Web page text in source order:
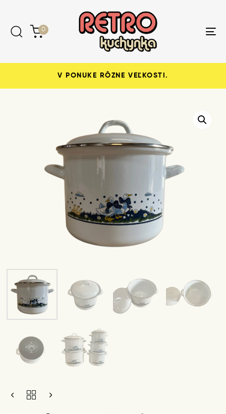
content
0
V PONUKE RÔZNE VEĽKOSTI.
SMALTOVANÝ